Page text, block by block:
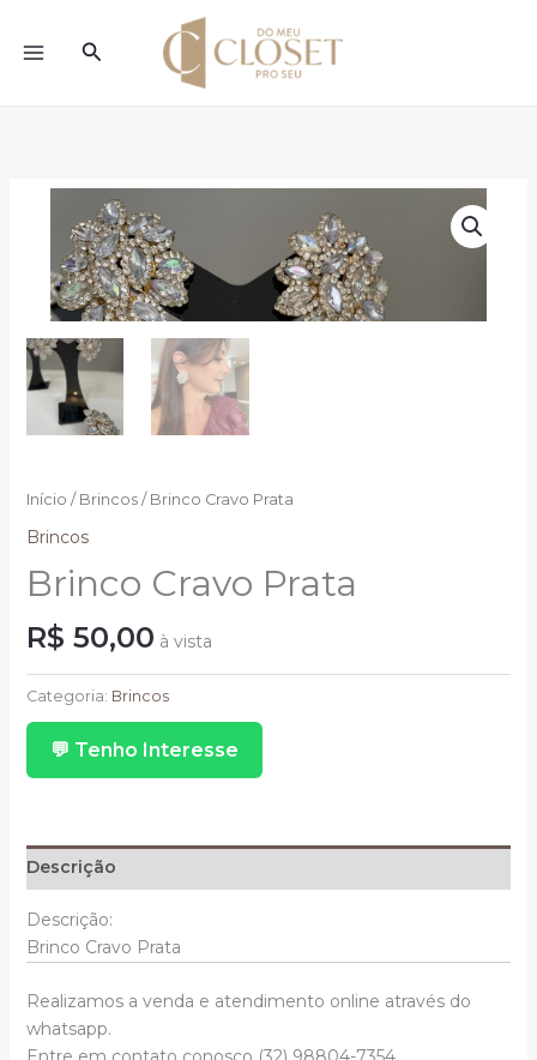
Pesquisar
Início / Brincos/ Brinco Cravo Prata
Brincos
Brinco Cravo Prata
R$ 50,00 à vista
Brinco
Cravo
Prata
quantidade
Categoria: Brincos
💬 Tenho Interesse
Descrição
Descrição:
Brinco Cravo Prata
Realizamos a venda e atendimento online através do
whatsapp.